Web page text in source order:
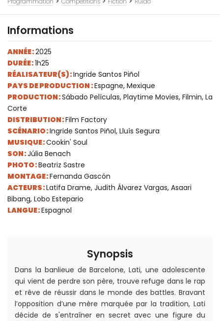
Informations
ANNÉE :2025
DURÉE :1h25
RÉALISATEUR(S) :Ingride Santos Piñol
PAYS DE PRODUCTION :Espagne, Mexique
PRODUCTION :Sábado Películas, Playtime Movies, Filmin, La
Corte
DISTRIBUTION :Film Factory
SCÉNARIO :Ingride Santos Piñol, Lluís Segura
MUSIQUE :Cookin' Soul
SON :Júlia Benach
PHOTO :Beatriz Sastre
MONTAGE :Fernanda Gascón
ACTEURS :Latifa Drame, Judith Álvarez Vargas, Asaari
Bibang, Lobo Estepario
LANGUE :Espagnol
Synopsis
Dans la banlieue de Barcelone, Lati, une adolescente
qui vient de perdre son père, trouve refuge dans le rap
et rêve de réussir dans le monde des battles. Bravant
l’opposition d’une mère marquée par la tradition, Lati
décide de s'entraîner en secret avec une figure du